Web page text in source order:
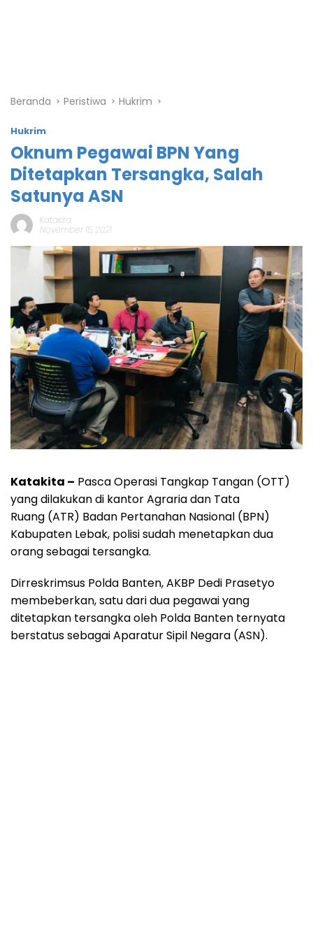
Beranda Peristiwa Hukrim
Hukrim
Oknum Pegawai BPN Yang
Ditetapkan Tersangka, Salah
Satunya ASN
Katakita
November 15, 2021
Katakita – Pasca Operasi Tangkap Tangan (OTT)
yang dilakukan di kantor Agraria dan Tata
Ruang (ATR) Badan Pertanahan Nasional (BPN)
Kabupaten Lebak, polisi sudah menetapkan dua
orang sebagai tersangka.
Dirreskrimsus Polda Banten, AKBP Dedi Prasetyo
membeberkan, satu dari dua pegawai yang
ditetapkan tersangka oleh Polda Banten ternyata
berstatus sebagai Aparatur Sipil Negara (ASN).